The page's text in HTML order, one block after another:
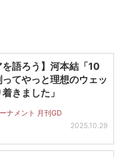
を語ろう】河本結「10
てやっと理想のウェッ
きました」
ナメント 月刊GD
2025.10.29